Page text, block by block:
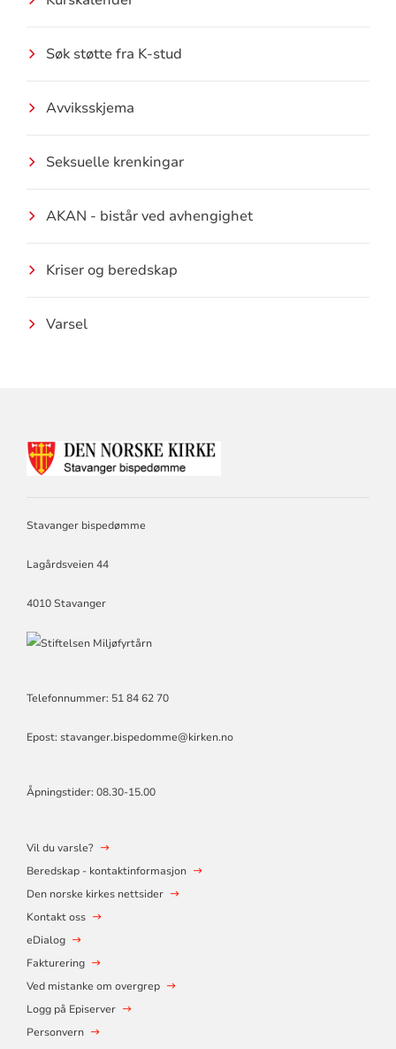
Søk støtte fra K-stud
Avviksskjema
Seksuelle krenkingar
AKAN - bistår ved avhengighet
Kriser og beredskap
Varsel
Stavanger bispedømme
Lagårdsveien 44
4010 Stavanger
Telefonnummer: 51 84 62 70
Epost: stavanger.bispedomme@kirken.no
Åpningstider: 08.30-15.00
Vil du varsle?
Beredskap - kontaktinformasjon
Den norske kirkes nettsider
Kontakt oss
eDialog
Fakturering
Ved mistanke om overgrep
Logg på Episerver
Personvern